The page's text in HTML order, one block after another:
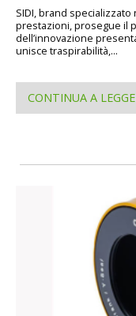
SIDI, brand
prestazioni, prosegue il
dell’innovazione
unisce traspirabilità,...
CONTINUA A